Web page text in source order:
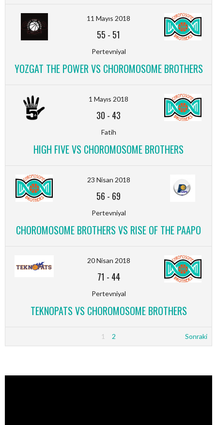
11 Mayıs 2018
55 - 51
Pertevniyal
YOZGAT THE POWER VS CHOROMOSOME BROTHERS
1 Mayıs 2018
30 - 43
Fatih
HIGH FIVE VS CHOROMOSOME BROTHERS
23 Nisan 2018
56 - 69
Pertevniyal
CHOROMOSOME BROTHERS VS RISE OF THE PAAPO
20 Nisan 2018
71 - 44
Pertevniyal
TEKNOPATS VS CHOROMOSOME BROTHERS
1 2 Sonraki